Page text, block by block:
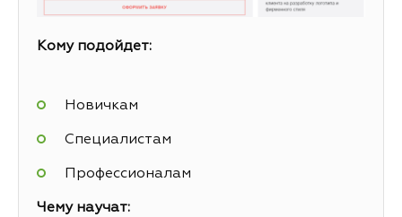
Кому подойдет:
Новичкам
Специалистам
Профессионалам
Чему научат: